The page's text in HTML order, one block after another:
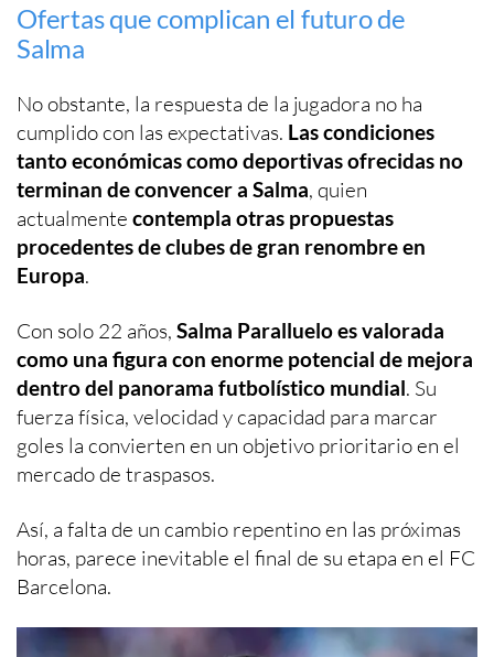
Ofertas que complican el futuro de
Salma
No obstante, la respuesta de la jugadora no ha
cumplido con las expectativas. Las condiciones
tanto económicas como deportivas ofrecidas no
terminan de convencer a Salma, quien
actualmente contempla otras propuestas
procedentes de clubes de gran renombre en
Europa.
Con solo 22 años, Salma Paralluelo es valorada
como una figura con enorme potencial de mejora
dentro del panorama futbolístico mundial. Su
fuerza física, velocidad y capacidad para marcar
goles la convierten en un objetivo prioritario en el
mercado de traspasos.
Así, a falta de un cambio repentino en las próximas
horas, parece inevitable el final de su etapa en el FC
Barcelona.